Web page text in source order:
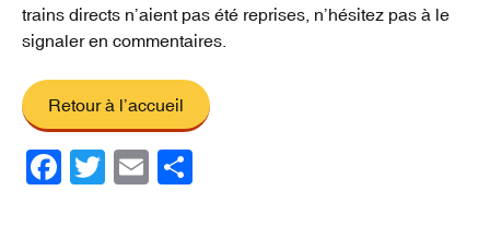
trains directs n’aient pas été reprises, n’hésitez pas à le
signaler en commentaires.
Retour à l’accueil
F
T
E